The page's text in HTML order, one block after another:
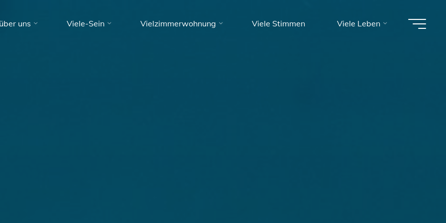
über uns Viele-Sein Vielzimmerwohnung Viele Stimmen Viele Leben